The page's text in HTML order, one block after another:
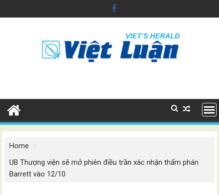
to
Home
UB Thượng viện sẽ mở phiên điều trần xác nhận thẩm phán
Barrett vào 12/10